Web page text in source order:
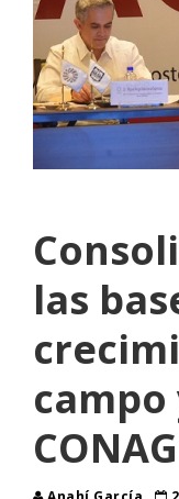
las
campo